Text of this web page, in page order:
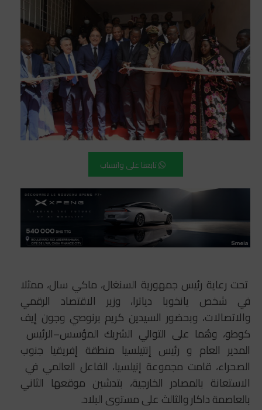
تابعنا على واتساب
تحت رعاية رئيس جمهورية السنغال، ماكي سال، ممثلا
في شخص يانخوبا دياترا، وزير الاقتصاد الرقمي
والاتصالات، وبحضور السيدين كريم برنوصي وجون إيف
كوطو، وهُما على التوالي الشريك المؤسس–الرئيس
المدير العام و رئيس إنتيلسيا منطقة إفريقيا جنوب
الصحراء، قامت مجموعة إنيلسيا، الفاعل العالمي في
الاستعانة بالمصادر الخارجية، بتدشين موقعها الثاني
بالعاصمة داكار والثالث على مستوى البلاد.